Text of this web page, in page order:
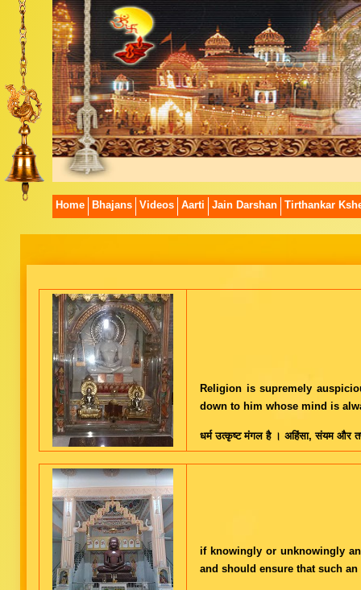
Home Bhajans Videos Aarti Jain Darshan Tirthankar
Religion is supremely
down to him whose mind is
धर्म उत्कृष्ट मंगल है । अहिंसा, संयम और
if knowingly or unknowingly
and should ensure that such